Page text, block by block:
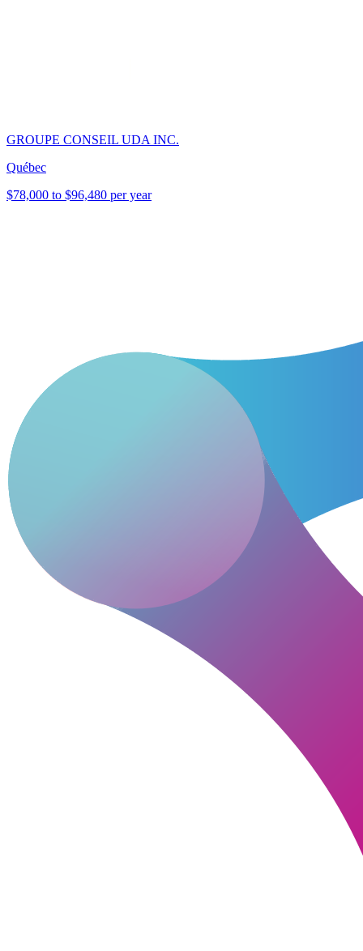
GROUPE CONSEIL UDA INC.
Québec
$78,000 to $96,480 per year